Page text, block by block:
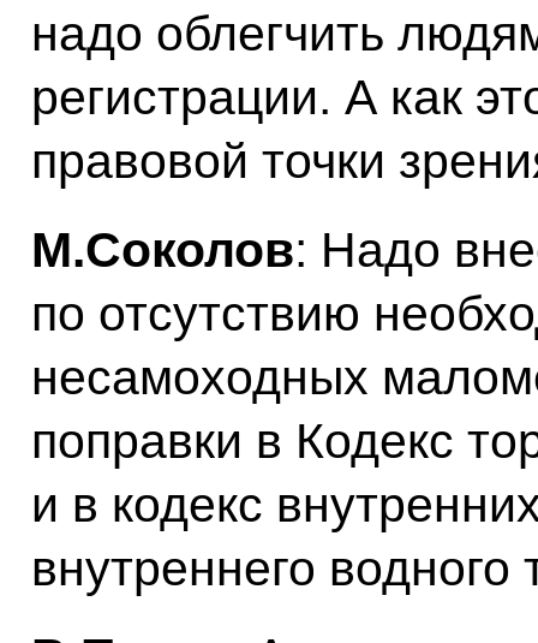
надо облегчить
регистрации. А как
правовой точки
М.Соколов: Надо
по отсутствию
несамоходных
поправки в Кодекс
и в кодекс
внутреннего водного